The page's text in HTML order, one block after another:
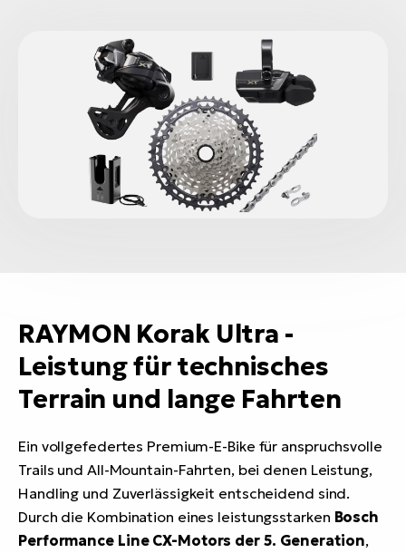
RAYMON Korak Ultra -
Leistung für technisches
Terrain und lange Fahrten
Ein vollgefedertes Premium-E-Bike für anspruchsvolle
Trails und All-Mountain-Fahrten, bei denen Leistung,
Handling und Zuverlässigkeit entscheidend sind.
Durch die Kombination eines leistungsstarken Bosch
Performance Line CX-Motors der 5. Generation,